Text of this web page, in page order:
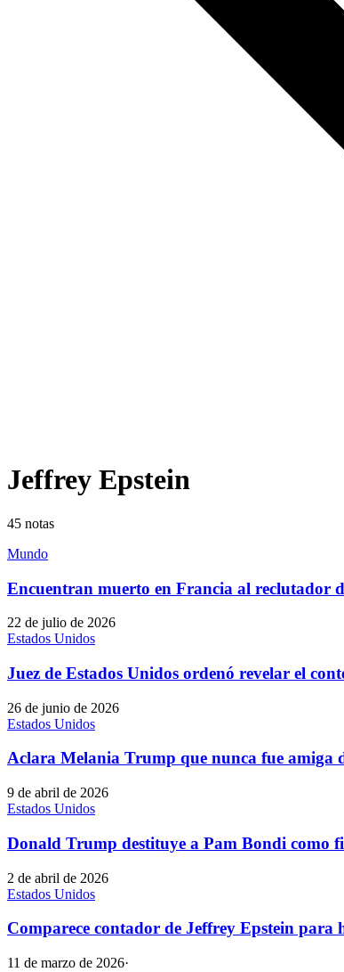
Jeffrey Epstein
45 notas
Mundo
Encuentran muerto en Francia al reclutador
22 de julio de 2026
Estados Unidos
Juez de Estados Unidos ordenó revelar el
26 de junio de 2026
Estados Unidos
Aclara Melania Trump que nunca fue amiga
9 de abril de 2026
Estados Unidos
Donald Trump destituye a Pam Bondi como
2 de abril de 2026
Estados Unidos
Comparece contador de Jeffrey Epstein
11 de marzo de 2026·